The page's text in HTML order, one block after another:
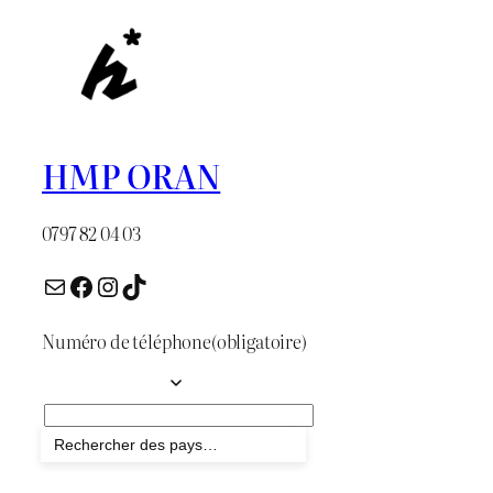
HMP ORAN
0797 82 04 03
E-mail Facebook InstagramTikTok
Numéro de téléphone(obligatoire)
Envoyer